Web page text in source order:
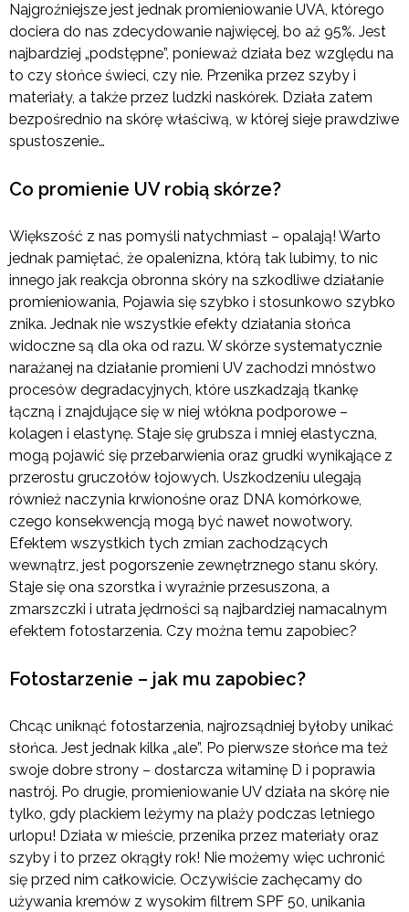
Najgroźniejsze jest jednak promieniowanie UVA, którego
dociera do nas zdecydowanie najwięcej, bo aż 95%. Jest
najbardziej „podstępne”, ponieważ działa bez względu na
to czy słońce świeci, czy nie. Przenika przez szyby i
materiały, a także przez ludzki naskórek. Działa zatem
bezpośrednio na skórę właściwą, w której sieje prawdziwe
spustoszenie…
Co promienie UV robią skórze?
Większość z nas pomyśli natychmiast – opalają! Warto
jednak pamiętać, że opalenizna, którą tak lubimy, to nic
innego jak reakcja obronna skóry na szkodliwe działanie
promieniowania, Pojawia się szybko i stosunkowo szybko
znika. Jednak nie wszystkie efekty działania słońca
widoczne są dla oka od razu. W skórze systematycznie
narażanej na działanie promieni UV zachodzi mnóstwo
procesów degradacyjnych, które uszkadzają tkankę
łączną i znajdujące się w niej włókna podporowe –
kolagen i elastynę. Staje się grubsza i mniej elastyczna,
mogą pojawić się przebarwienia oraz grudki wynikające z
przerostu gruczołów łojowych. Uszkodzeniu ulegają
również naczynia krwionośne oraz DNA komórkowe,
czego konsekwencją mogą być nawet nowotwory.
Efektem wszystkich tych zmian zachodzących
wewnątrz, jest pogorszenie zewnętrznego stanu skóry.
Staje się ona szorstka i wyraźnie przesuszona, a
zmarszczki i utrata jędrności są najbardziej namacalnym
efektem fotostarzenia. Czy można temu zapobiec?
Fotostarzenie – jak mu zapobiec?
Chcąc uniknąć fotostarzenia, najrozsądniej byłoby unikać
słońca. Jest jednak kilka „ale”. Po pierwsze słońce ma też
swoje dobre strony – dostarcza witaminę D i poprawia
nastrój. Po drugie, promieniowanie UV działa na skórę nie
tylko, gdy plackiem leżymy na plaży podczas letniego
urlopu! Działa w mieście, przenika przez materiały oraz
szyby i to przez okrągły rok! Nie możemy więc uchronić
się przed nim całkowicie. Oczywiście zachęcamy do
używania kremów z wysokim filtrem SPF 50, unikania